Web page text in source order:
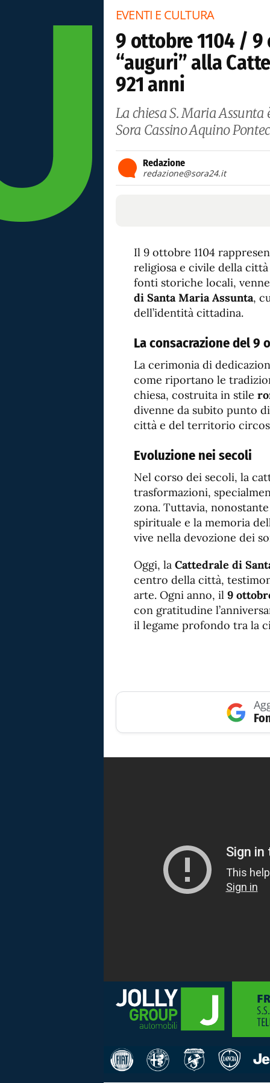
EVENTI E CULTURA
9 ottobre 1104 /
“auguri” alla
921 anni
La chiesa S. Maria Assunta
Sora Cassino Aquino
Redazione
redazione@sora24.it
Il 9 ottobre 1104
religiosa e civile della
fonti storiche locali,
di Santa Maria Assunta,
dell’identità cittadina.
La consacrazione del 9
La cerimonia di
come riportano le
chiesa, costruita in stile
divenne da subito punto
città e del territorio
Evoluzione nei secoli
Nel corso dei secoli, la
trasformazioni,
zona. Tuttavia,
spirituale e la memoria
vive nella devozione dei
Oggi, la Cattedrale di
centro della città,
arte. Ogni anno, il 9
con gratitudine
il legame profondo tra la